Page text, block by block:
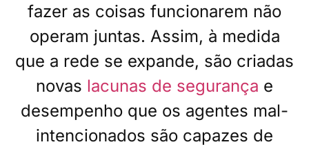
fazer as coisas funcionarem não
operam juntas. Assim, à medida
que a rede se expande, são criadas
novas lacunas de segurança e
desempenho que os agentes mal-
intencionados são capazes de